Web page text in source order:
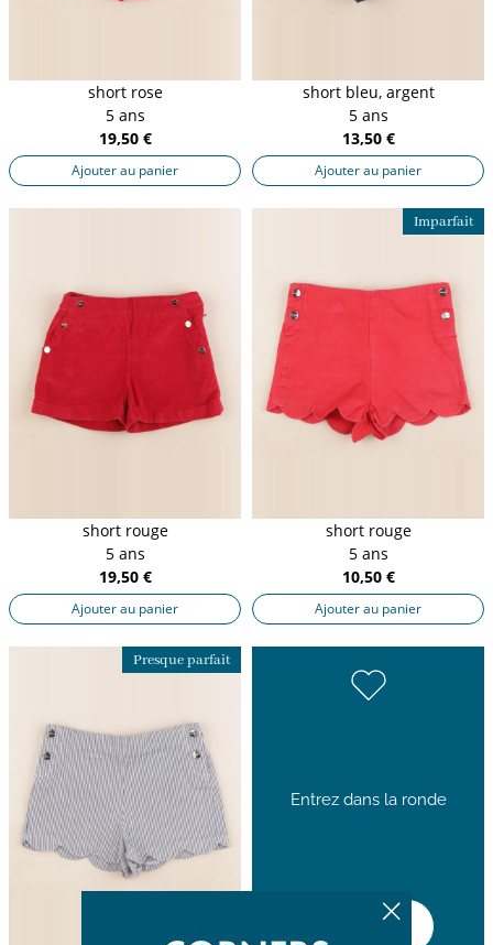
short rose
5 ans
19,50 €
Ajouter au panier
short bleu, argent
5 ans
13,50 €
Ajouter au panier
short rouge
5 ans
19,50 €
Ajouter au panier
Imparfait
short rouge
5 ans
10,50 €
Ajouter au panier
Presque parfait
Entrez dans la ronde
Découvrir